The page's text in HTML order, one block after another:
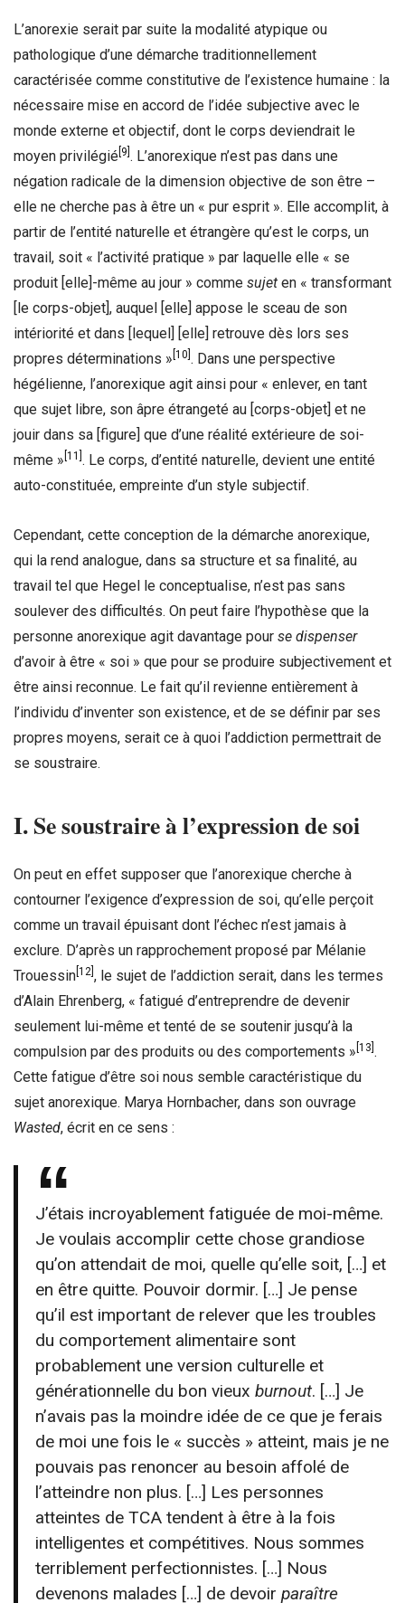
L’anorexie serait par suite la modalité atypique ou
pathologique d’une démarche traditionnellement
caractérisée comme constitutive de l’existence humaine : la
nécessaire mise en accord de l’idée subjective avec le
monde externe et objectif, dont le corps deviendrait le
moyen privilégié [9] . L’anorexique n’est pas dans une
négation radicale de la dimension objective de son être –
elle ne cherche pas à être un « pur esprit ». Elle accomplit, à
partir de l’entité naturelle et étrangère qu’est le corps, un
travail, soit « l’activité pratique » par laquelle elle « se
produit [elle]-même au jour » comme sujet en « transformant
[le corps-objet], auquel [elle] appose le sceau de son
intériorité et dans [lequel] [elle] retrouve dès lors ses
propres déterminations » [10] . Dans une perspective
hégélienne, l’anorexique agit ainsi pour « enlever, en tant
que sujet libre, son âpre étrangeté au [corps-objet] et ne
jouir dans sa [figure] que d’une réalité extérieure de soi-
même » [11] . Le corps, d’entité naturelle, devient une entité
auto-constituée, empreinte d’un style subjectif.
Cependant, cette conception de la démarche anorexique,
qui la rend analogue, dans sa structure et sa finalité, au
travail tel que Hegel le conceptualise, n’est pas sans
soulever des difficultés. On peut faire l’hypothèse que la
personne anorexique agit davantage pour se dispenser
d’avoir à être « soi » que pour se produire subjectivement et
être ainsi reconnue. Le fait qu’il revienne entièrement à
l’individu d’inventer son existence, et de se définir par ses
propres moyens, serait ce à quoi l’addiction permettrait de
se soustraire.
I. Se soustraire à l’expression de soi
On peut en effet supposer que l’anorexique cherche à
contourner l’exigence d’expression de soi, qu’elle perçoit
comme un travail épuisant dont l’échec n’est jamais à
exclure. D’après un rapprochement proposé par Mélanie
Trouessin [12] , le sujet de l’addiction serait, dans les termes
d’Alain Ehrenberg, « fatigué d’entreprendre de devenir
seulement lui-même et tenté de se soutenir jusqu’à la
compulsion par des produits ou des comportements » [13] .
Cette fatigue d’être soi nous semble caractéristique du
sujet anorexique. Marya Hornbacher, dans son ouvrage
Wasted, écrit en ce sens :
J’étais incroyablement fatiguée de moi-même.
Je voulais accomplir cette chose grandiose
qu’on attendait de moi, quelle qu’elle soit, […] et
en être quitte. Pouvoir dormir. […] Je pense
qu’il est important de relever que les troubles
du comportement alimentaire sont
probablement une version culturelle et
générationnelle du bon vieuxburnout. […] Je
n’avais pas la moindre idée de ce que je ferais
de moi une fois le « succès » atteint, mais je ne
pouvais pas renoncer au besoin affolé de
l’atteindre non plus. […] Les personnes
atteintes de TCA tendent à être à la fois
intelligentes et compétitives. Nous sommes
terriblement perfectionnistes. […] Nous
devenons malades […] de devoirparaître